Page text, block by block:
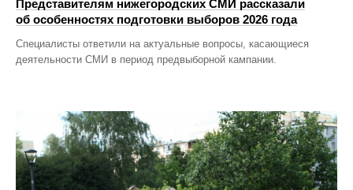
Представителям нижегородских СМИ рассказали
об особенностях подготовки выборов 2026 года
Специалисты ответили на актуальные вопросы, касающиеся
деятельности СМИ в период предвыборной кампании.